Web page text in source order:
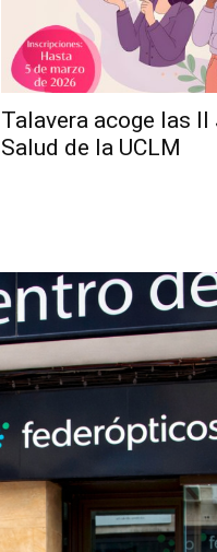
Talavera acoge las
Salud de la UCLM